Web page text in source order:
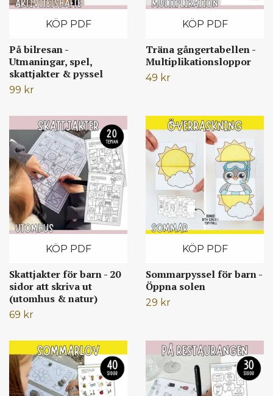
KÖP PDF
På bilresan -
Utmaningar, spel,
skattjakter & pyssel
99 kr
KÖP PDF
Träna gångertabellen -
Multiplikationsloppor
49 kr
KÖP PDF
Skattjakter för barn - 20
sidor att skriva ut
(utomhus & natur)
69 kr
KÖP PDF
Sommarpyssel för barn -
Öppna solen
29 kr